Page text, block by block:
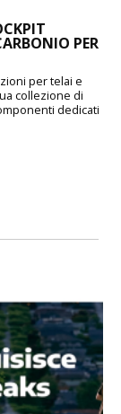
PER
per telai e
collezione di
dedicati